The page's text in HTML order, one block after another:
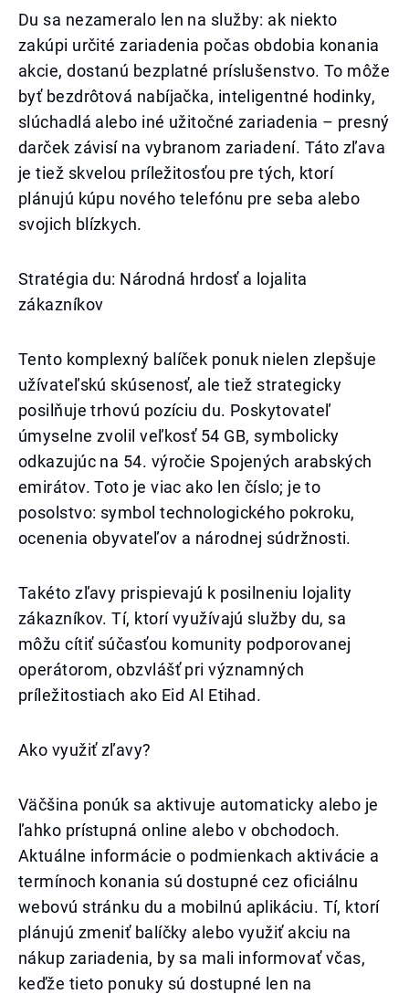
Du sa nezameralo len na služby: ak niekto
zakúpi určité zariadenia počas obdobia konania
akcie, dostanú bezplatné príslušenstvo. To môže
byť bezdrôtová nabíjačka, inteligentné hodinky,
slúchadlá alebo iné užitočné zariadenia – presný
darček závisí na vybranom zariadení. Táto zľava
je tiež skvelou príležitosťou pre tých, ktorí
plánujú kúpu nového telefónu pre seba alebo
svojich blízkych.
Stratégia du: Národná hrdosť a lojalita
zákazníkov
Tento komplexný balíček ponuk nielen zlepšuje
užívateľskú skúsenosť, ale tiež strategicky
posilňuje trhovú pozíciu du. Poskytovateľ
úmyselne zvolil veľkosť 54 GB, symbolicky
odkazujúc na 54. výročie Spojených arabských
emirátov. Toto je viac ako len číslo; je to
posolstvo: symbol technologického pokroku,
ocenenia obyvateľov a národnej súdržnosti.
Takéto zľavy prispievajú k posilneniu lojality
zákazníkov. Tí, ktorí využívajú služby du, sa
môžu cítiť súčasťou komunity podporovanej
operátorom, obzvlášť pri významných
príležitostiach ako Eid Al Etihad.
Ako využiť zľavy?
Väčšina ponúk sa aktivuje automaticky alebo je
ľahko prístupná online alebo v obchodoch.
Aktuálne informácie o podmienkach aktivácie a
termínoch konania sú dostupné cez oficiálnu
webovú stránku du a mobilnú aplikáciu. Tí, ktorí
plánujú zmeniť balíčky alebo využiť akciu na
nákup zariadenia, by sa mali informovať včas,
keďže tieto ponuky sú dostupné len na